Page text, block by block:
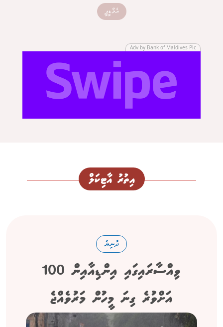
އެމްޑީޕީ
Adv by Bank of Maldives Plc
އިތުރު އާޓިކަލް
ދުނިޔެ
ވިއްސާރައިގައި އިންޑިއާއިން 100
އަށްވުރެ ގިނަ މީހުން މަރުވެއްޖެ